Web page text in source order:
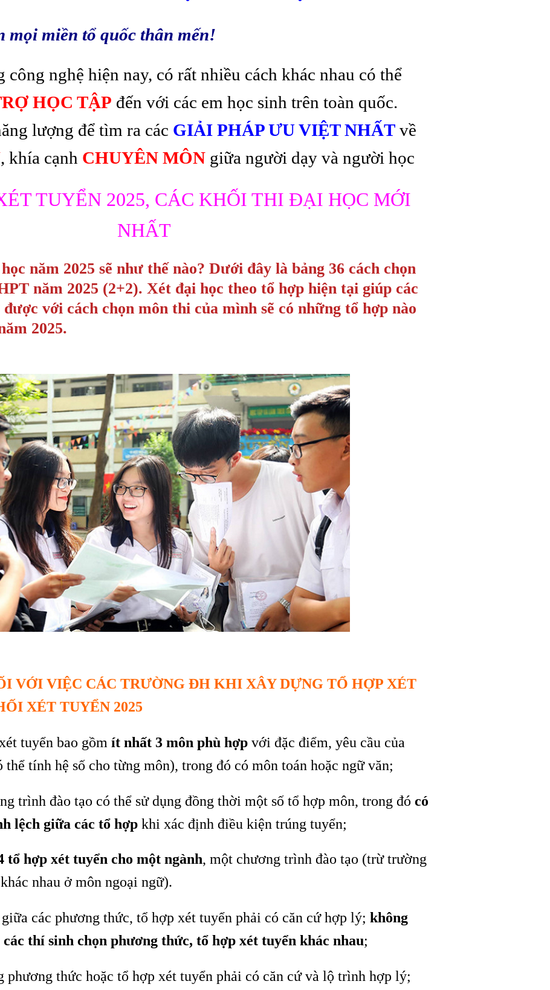
mọi miền tổ quốc thân mến!
công nghệ hiện nay, có rất nhiều cách khác nhau có thể
HỌC TẬP đến với các em học sinh trên toàn quốc.
lượng để tìm ra các GIẢI PHÁP ƯU VIỆT NHẤTvề
, khía cạnh CHUYÊN MÔN giữa người dạy và người học
TUYỂN 2025, CÁC KHỐI THI ĐẠI HỌC MỚI
NHẤT
năm 2025 sẽ như thế nào? Dưới đây là bảng 36 cách chọn
năm 2025 (2+2). Xét đại học theo tổ hợp hiện tại giúp các
với cách chọn môn thi của mình sẽ có những tổ hợp nào
2025.
VỚI VIỆC CÁC TRƯỜNG ĐH KHI XÂY DỰNG TỔ HỢP XÉT
XÉT TUYỂN 2025
tuyển bao gồm ít nhất 3 môn phù hợpvới đặc điểm, yêu cầu của
tính hệ số cho từng môn), trong đó có môn toán hoặc ngữ văn;
trình đào tạo có thể sử dụng đồng thời một số tổ hợp môn, trong đó có
lệch giữa các tổ hợpkhi xác định điều kiện trúng tuyển;
tổ hợp xét tuyển cho một ngành, một chương trình đào tạo (trừ trường
nhau ở môn ngoại ngữ).
các phương thức, tổ hợp xét tuyển phải có căn cứ hợp lý; không
các thí sinh chọn phương thức, tổ hợp xét tuyển khác nhau;
phương thức hoặc tổ hợp xét tuyển phải có căn cứ và lộ trình hợp lý;